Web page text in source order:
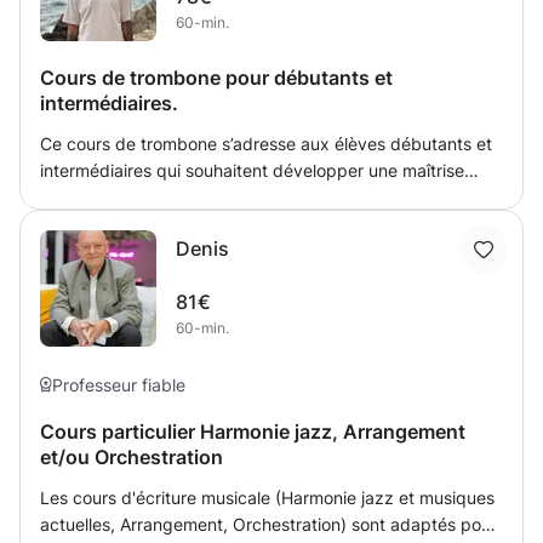
encourageante, structurée et personnalisée, et vise à
d'apprendre. Que vous souhaitiez étudier la musique
classique, le répertoire moderne, vous préparer à des
aiderai à progresser régulièrement dans un environnement
motivant et encourageant.
60-min.
Cours de trombone pour débutants et
intermédiaires.
Ce cours de trombone s’adresse aux élèves débutants et
intermédiaires qui souhaitent développer une maîtrise
instrumentale, la respiration, l’embouchure, la justesse et
l’articulation.
Denis
81€
60-min.
Professeur fiable
Cours particulier Harmonie jazz, Arrangement
et/ou Orchestration
Les cours d'écriture musicale (Harmonie jazz et musiques
actuelles, Arrangement, Orchestration) sont adaptés pour